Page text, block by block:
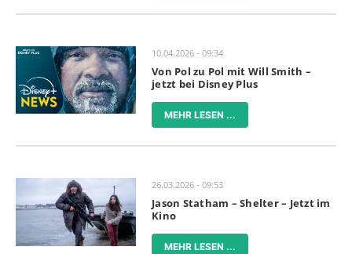
10.04.2026 - 09:34
Von Pol zu Pol mit Will Smith –
jetzt bei Disney Plus
MEHR LESEN ...
26.03.2026 - 09:53
Jason Statham – Shelter – Jetzt im
Kino
MEHR LESEN ...